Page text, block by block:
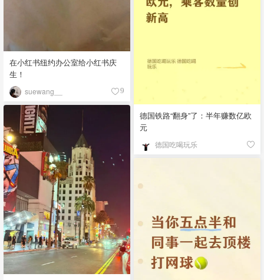
在小红书纽约办公室给小红书庆
生！
suewang__ 9
德国铁路“翻身”了：半年赚数亿欧
元
德国吃喝玩乐